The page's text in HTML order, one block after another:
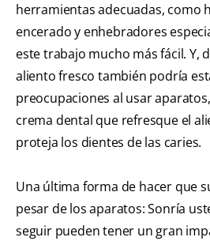
herramientas adecuadas, como
encerado y enhebradores
este trabajo mucho más fácil. Y,
aliento fresco también podría
preocupaciones al usar
crema dental que refresque el
proteja los dientes de las caries.
Una última forma de hacer que
pesar de los aparatos: Sonría
seguir pueden tener un gran